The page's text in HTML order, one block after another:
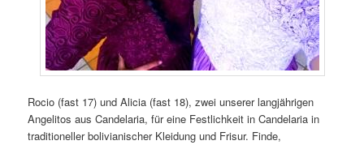
Rocio (fast 17) und Alicia (fast 18), zwei unserer langjährigen
Angelitos aus Candelaria, für eine Festlichkeit in Candelaria in
traditioneller bolivianischer Kleidung und Frisur. Finde,